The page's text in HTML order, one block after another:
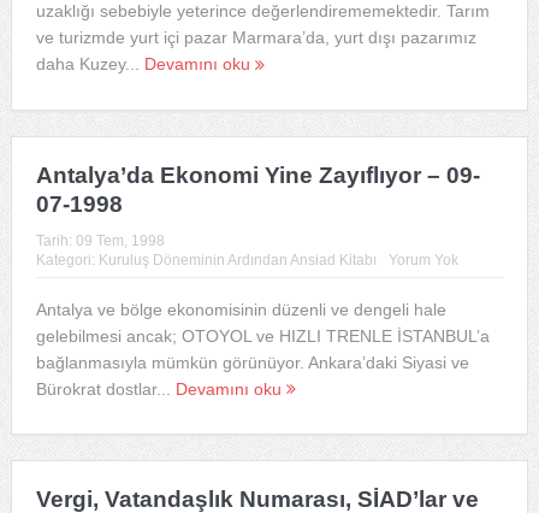
uzaklığı sebebiyle yeterince değerlendirememektedir. Tarım
ve turizmde yurt içi pazar Marmara’da, yurt dışı pazarımız
daha Kuzey... Devamını oku
Antalya’da Ekonomi Yine Zayıflıyor – 09-
07-1998
Tarih: 09 Tem, 1998
Kategori: Kuruluş Döneminin Ardından Ansiad Kitabı Yorum Yok
Antalya ve bölge ekonomisinin düzenli ve dengeli hale
gelebilmesi ancak; OTOYOL ve HIZLI TRENLE İSTANBUL’a
bağlanmasıyla mümkün görünüyor. Ankara’daki Siyasi ve
Bürokrat dostlar... Devamını oku
Vergi, Vatandaşlık Numarası, SİAD’lar ve